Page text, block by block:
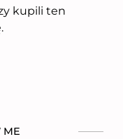
kupili ten
ME